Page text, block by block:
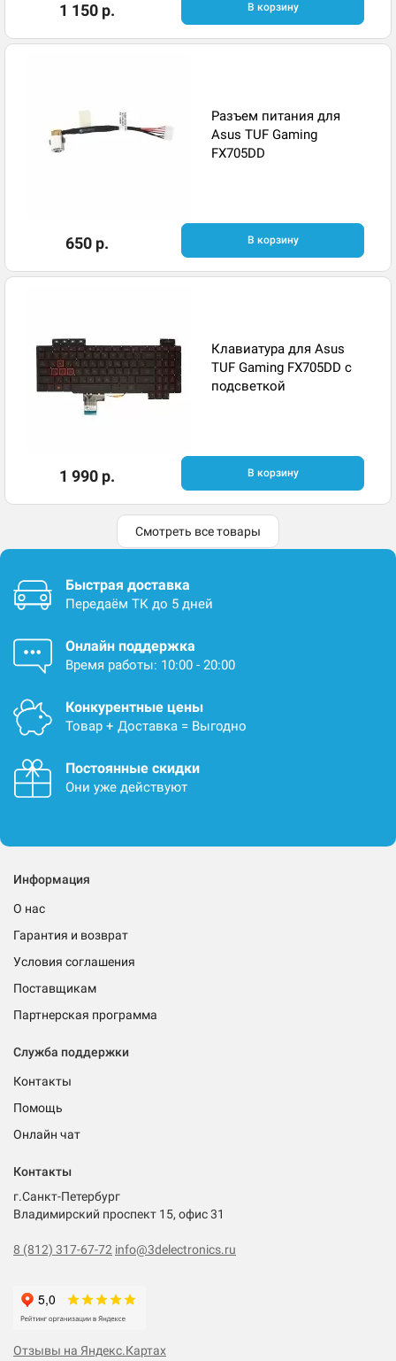
1 150 р. В корзину
Разъем питания для
Asus TUF Gaming
FX705DD
650 р. В корзину
Клавиатура для Asus
TUF Gaming FX705DD с
подсветкой
1 990 р. В корзину
Смотреть все товары
Быстрая доставка
Передаём ТК до 5 дней
Онлайн поддержка
Время работы: 10:00 - 20:00
Конкурентные цены
Товар + Доставка = Выгодно
Постоянные скидки
Они уже действуют
Информация
О нас
Гарантия и возврат
Условия соглашения
Поставщикам
Партнерская программа
Служба поддержки
Контакты
Помощь
Онлайн чат
Контакты
г.Санкт-Петербург
Владимирский проспект 15, офис 31
8 (812) 317-67-72 info@3delectronics.ru
Отзывы на Яндекс.Картах